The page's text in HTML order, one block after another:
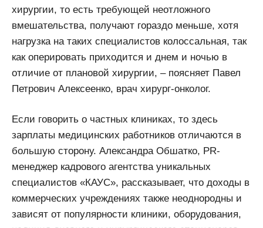
хирургии, то есть требующей неотложного
вмешательства, получают гораздо меньше, хотя
нагрузка на таких специалистов колоссальная, так
как оперировать приходится и днем и ночью в
отличие от плановой хирургии, – поясняет Павел
Петрович Алексеенко, врач хирург-онколог.
Если говорить о частных клиниках, то здесь
зарплаты медицинских работников отличаются в
большую сторону. Александра Обшатко, PR-
менеджер кадрового агентства уникальных
специалистов «КАУС», рассказывает, что доходы в
коммерческих учреждениях также неоднородны и
зависят от популярности клиники, оборудования,